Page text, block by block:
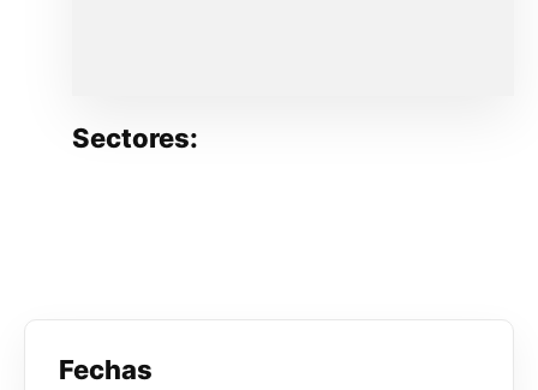
Sectores:
Fechas